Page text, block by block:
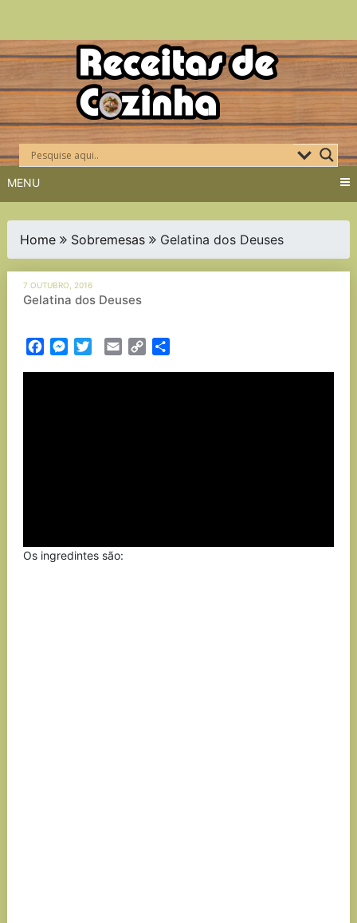
Skip
to
content
MENU
Home Sobremesas Gelatina dos Deuses
7 OUTUBRO, 2016
Gelatina dos Deuses
FacebookMessenger
TwitterEmail Copy
Os ingredintes são: